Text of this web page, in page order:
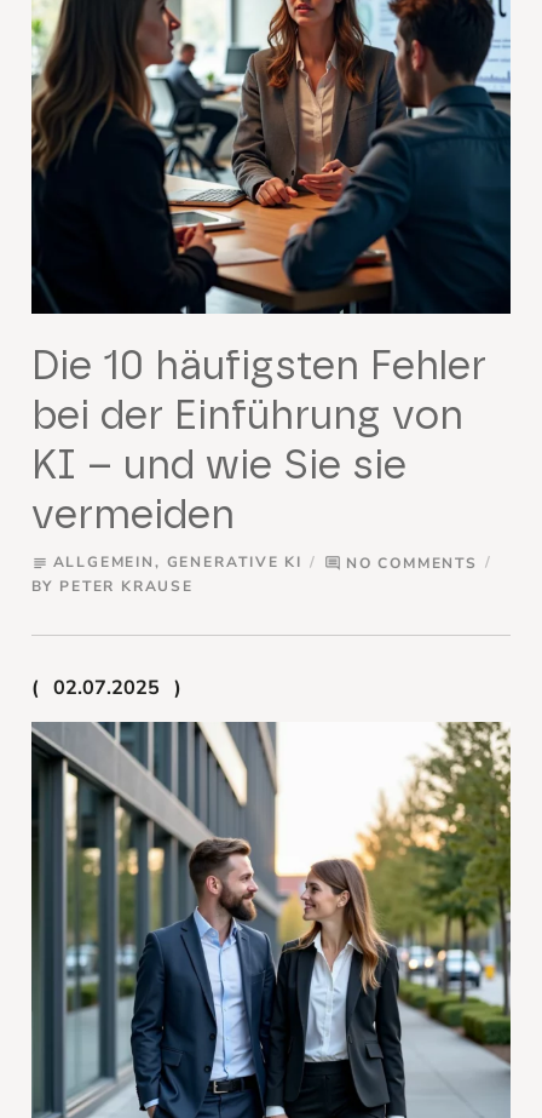
Die 10 häufigsten Fehler
bei der Einführung von
KI – und wie Sie sie
vermeiden
subject ALLGEMEIN, GENERATIVE KI comment NO COMMENTS
BY PETER KRAUSE
02.07.2025